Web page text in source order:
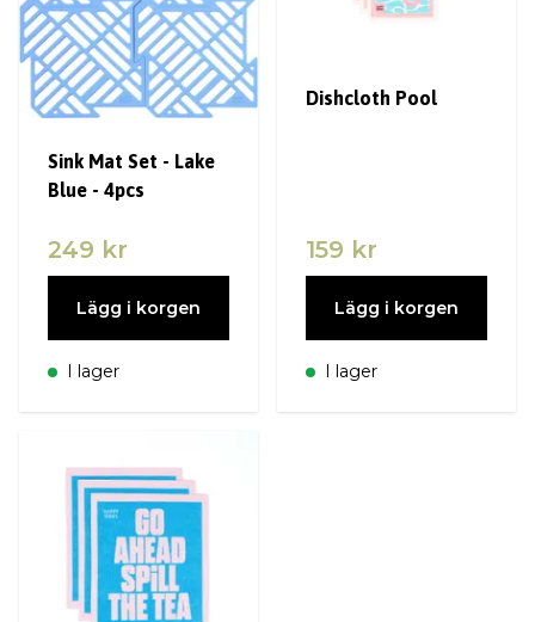
Sink Mat Set - Lake
Blue - 4pcs
249 kr
Lägg i korgen
I lager
Dishcloth Pool
159 kr
Lägg i korgen
I lager